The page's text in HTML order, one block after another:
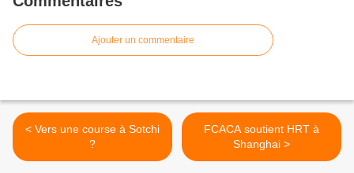
Ajouter un commentaire
< Vers une course à Sotchi
?
FCACA soutient HRT à
Shanghai >